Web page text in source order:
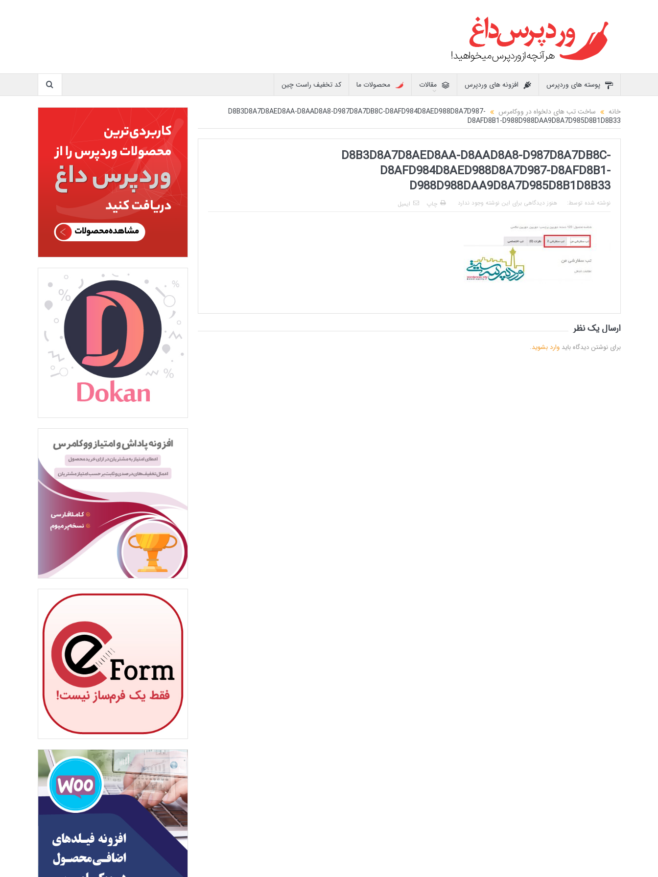
پوسته های وردپرس افزونه های وردپرس مقالات محصولات ما کد تخفیف راست چین
خانه ساخت تب های دلخواه در ووکامرس
D8B3D8A7D8AED8AA-D8AAD8A8-D987D8A7DB8C-D8AFD984D8AED988D8A7D987-
D8AFD8B1-D988D988DAA9D8A7D985D8B1D8B33
D8B3D8A7D8AED8AA-D8AAD8A8-D987D8A7DB8C-
D8AFD984D8AED988D8A7D987-D8AFD8B1-
D988D988DAA9D8A7D985D8B1D8B33
نوشته شده توسط: هنوز دیدگاهی برای این نوشته وجود ندارد چاپ ایمیل
ارسال یک نظر
برای نوشتن دیدگاه بایدوارد بشوید.